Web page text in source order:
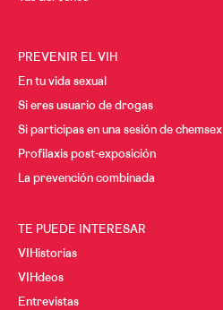
PREVENIR EL VIH
En tu vida sexual
Si eres usuario de drogas
Si participas en una sesión de chemsex
Profilaxis post-exposición
La prevención combinada
TE PUEDE INTERESAR
VIHistorias
VIHdeos
Entrevistas